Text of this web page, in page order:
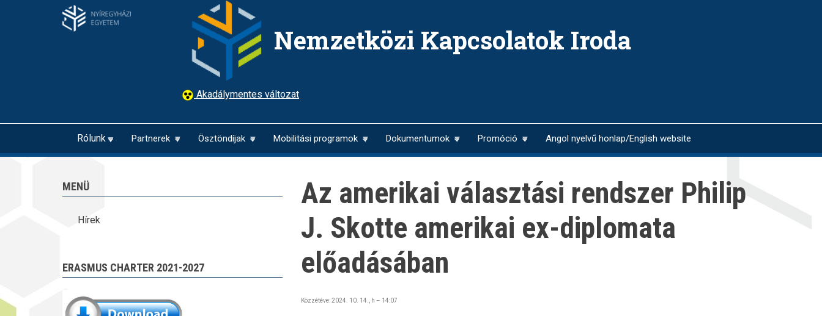
Nemzetközi Kapcsolatok Iroda
Akadálymentes változat
Rólunk Partnerek Ösztöndíjak Mobilitási programok Dokumentumok Promóció Angol nyelvű honlap/English website
MENÜ
Hírek
ERASMUS CHARTER 2021-2027
Az amerikai választási rendszer Philip
J. Skotte amerikai ex-diplomata
előadásában
Közzétéve:2024. 10. 14., h – 14:07